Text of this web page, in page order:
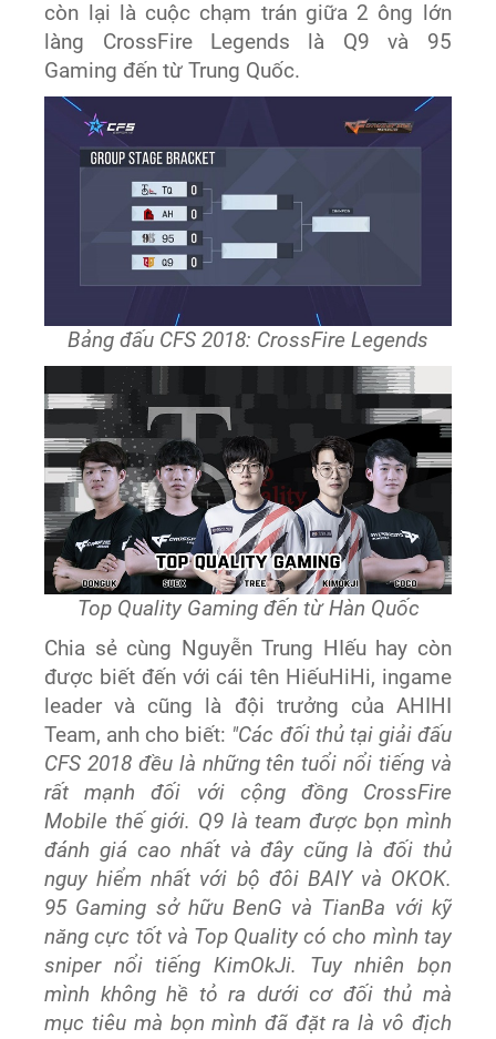
còn lại là cuộc chạm trán giữa 2 ông lớn
làng CrossFire Legends là Q9 và 95
Gaming đến từ Trung Quốc.
Bảng đấu CFS 2018: CrossFire Legends
Top Quality Gaming đến từ Hàn Quốc
Chia sẻ cùng Nguyễn Trung HIếu hay còn
được biết đến với cái tên HiếuHiHi, ingame
leader và cũng là đội trưởng của AHIHI
Team, anh cho biết: "Các đối thủ tại giải đấu
CFS 2018 đều là những tên tuổi nổi tiếng và
rất mạnh đối với cộng đồng CrossFire
Mobile thế giới. Q9 là team được bọn mình
đánh giá cao nhất và đây cũng là đối thủ
nguy hiểm nhất với bộ đôi BAIY và OKOK.
95 Gaming sở hữu BenG và TianBa với kỹ
năng cực tốt và Top Quality có cho mình tay
sniper nổi tiếng KimOkJi. Tuy nhiên bọn
mình không hề tỏ ra dưới cơ đối thủ mà
mục tiêu mà bọn mình đã đặt ra là vô địch